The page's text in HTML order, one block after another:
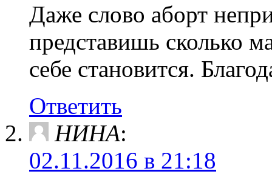
Даже слово аборт
представишь сколько
себе становится.
Ответить
НИНА:
02.11.2016 в 21:18